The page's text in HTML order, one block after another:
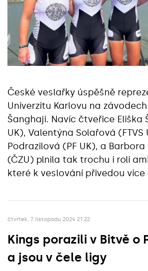
České veslařky úspěšně
Univerzitu Karlovu na
Šanghaji. Navíc čtveřice Eliška
UK), Valentýna Solařová (FTVS
Podrazilová (PF UK), a
(ČZU) plnila tak trochu i roli
které k veslování přivedou více
čtvrtek, 7. listopadu 2024 21:22
Kings porazili v Bitvě o
a jsou v čele ligy